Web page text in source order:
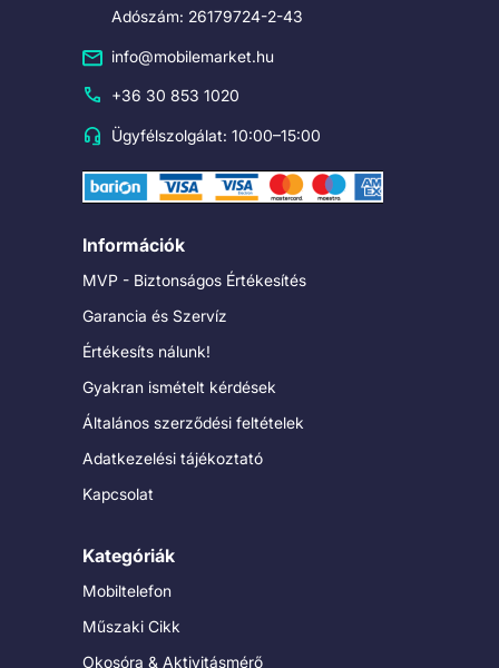
Adószám: 26179724-2-43
info@mobilemarket.hu
+36 30 853 1020
Ügyfélszolgálat: 10:00–15:00
Információk
MVP - Biztonságos Értékesítés
Garancia és Szervíz
Értékesíts nálunk!
Gyakran ismételt kérdések
Általános szerződési feltételek
Adatkezelési tájékoztató
Kapcsolat
Kategóriák
Mobiltelefon
Műszaki Cikk
Okosóra & Aktivitásmérő